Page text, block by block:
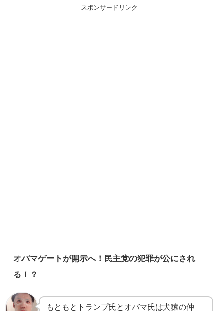
スポンサードリンク
オバマゲートが開示へ！民主党の犯罪が公にされ
る！？
もともとトランプ氏とオバマ氏は犬猿の仲